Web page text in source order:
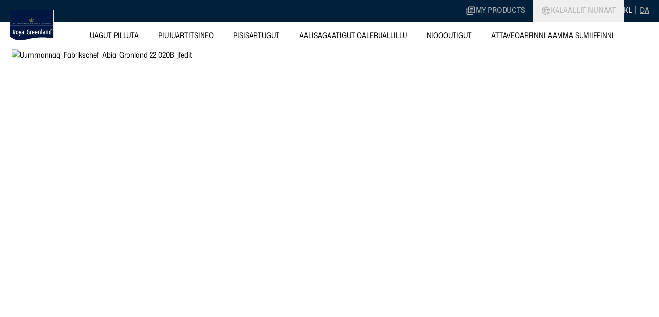
MY PRODUCTS KALAALLIT NUNAAT KL DA
UAGUT PILLUTA PIUJUARTITSINEQ PISISARTUGUT AALISAGAATIGUT QALERUALLILLU NIOQQUTIGUT ATTAVEQARFINNI AAMMA SUMIIFFINNI